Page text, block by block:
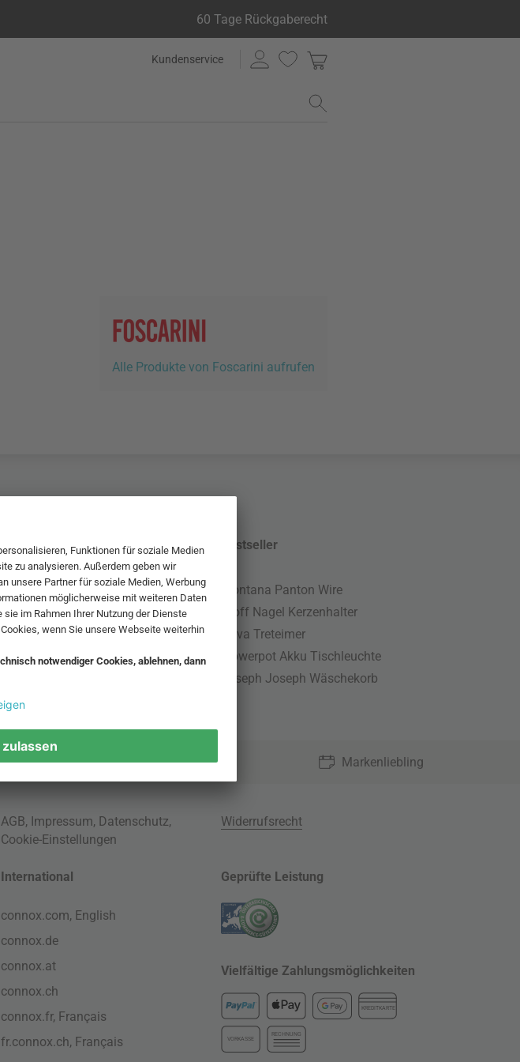
60 Tage Rückgaberecht
Kundenservice
Alle Produkte von Foscarini aufrufen
Beliebte Leuchten
Pendellampe für Außen
Muuto Lampen
Kabellose Tischleuchten
Dänische Lampen
Bestseller
Montana Panton Wire
Stoff Nagel Kerzenhalter
Nova Treteimer
Flowerpot Akku Tischleuchte
Joseph Joseph Wäschekorb
Markenliebling
AGB, Impressum, Datenschutz,
Cookie-Einstellungen
Widerrufsrecht
International
connox.com, English
connox.de
connox.at
connox.ch
connox.fr, Français
fr.connox.ch, Français
Geprüfte Leistung
Vielfältige Zahlungsmöglichkeiten
KREDITKARTE
VORKASSE
RECHNUNG